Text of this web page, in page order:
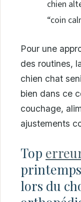
chien
“coin
Pour une
des routines,
chien chat
bien dans ce
couchage,
ajustements
Top
lors du